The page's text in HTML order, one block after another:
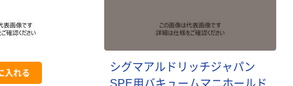
入れる
シグマアルドリッチジャパン